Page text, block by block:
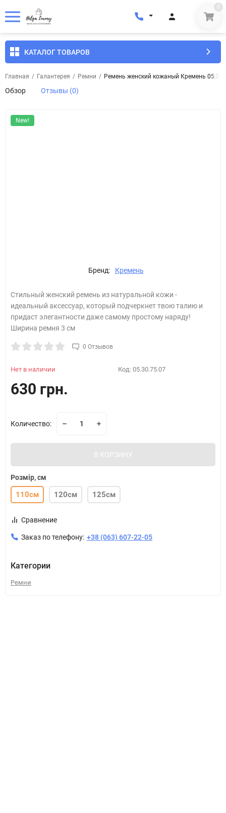
0
КАТАЛОГ ТОВАРОВ
Главная / Галантерея / Ремни / Ремень женский кожаный Кремень
Обзор Отзывы (0)
New!
Бренд: Кремень
Стильный женский ремень из натуральной кожи -
идеальный аксессуар, который подчеркнет твою талию и
придаст элегантности даже самому простому наряду!
Ширина ремня 3 см
0 Отзывов
Нет в наличии Код: 05.30.75.07
630 грн.
Количество:
В КОРЗИНУ
Розмір, см
110см 120см 125см
Сравнение
Заказ по телефону: +38 (063) 607-22-05
Категории
Ремни